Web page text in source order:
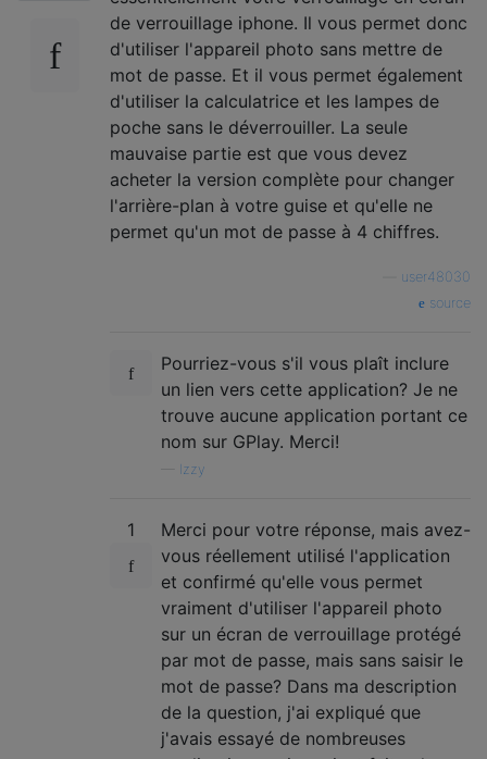
de verrouillage iphone. Il vous permet donc
d'utiliser l'appareil photo sans mettre de
mot de passe. Et il vous permet également
d'utiliser la calculatrice et les lampes de
poche sans le déverrouiller. La seule
mauvaise partie est que vous devez
acheter la version complète pour changer
l'arrière-plan à votre guise et qu'elle ne
permet qu'un mot de passe à 4 chiffres.
user48030
source
Pourriez-vous s'il vous plaît inclure
un lien vers cette application? Je ne
trouve aucune application portant ce
nom sur GPlay. Merci!
Izzy
1
Merci pour votre réponse, mais avez-
vous réellement utilisé l'application
et confirmé qu'elle vous permet
vraiment d'utiliser l'appareil photo
sur un écran de verrouillage protégé
par mot de passe, mais sans saisir le
mot de passe? Dans ma description
de la question, j'ai expliqué que
j'avais essayé de nombreuses